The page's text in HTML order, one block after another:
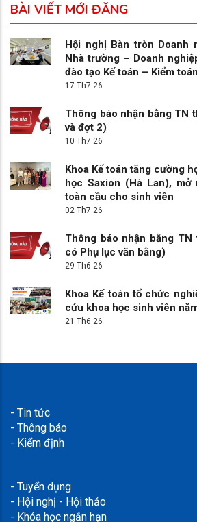
BÀI VIẾT MỚI ĐĂNG
Hội nghị Bàn tròn Doanh
Nhà trường – Doanh
đào tạo Kế toán – Kiểm toán
17 Th7 26
Thông báo nhận bằng TN
và đợt 2)
10 Th7 26
Khoa Kế toán tăng cường
học Saxion (Hà Lan),
toàn cầu cho sinh viên
02 Th7 26
Thông báo nhận bằng
có Phụ lục văn bằng)
29 Th6 26
Khoa Kế toán tổ chức
cứu khoa học sinh viên
21 Th6 26
- Tin tức
- Thông báo
- Kiểm định
- Tuyển dụng
- Hội nghị - Hội thảo
- Khóa học ngắn hạn